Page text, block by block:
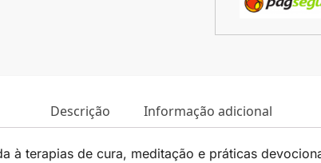
Descrição Informação adicional
à terapias de cura, meditação e práticas